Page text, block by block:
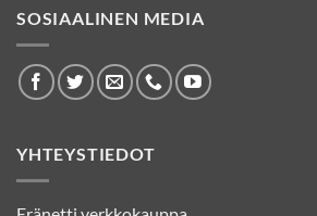
SOSIAALINEN MEDIA
YHTEYSTIEDOT